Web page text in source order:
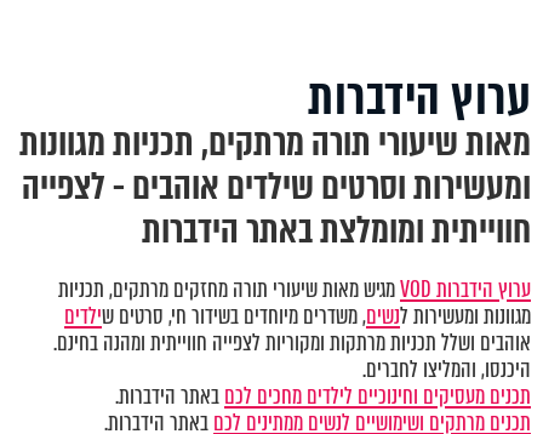
ערוץ הידברות
מאות שיעורי תורה מרתקים, תכניות מגוונות
ומעשירות וסרטים שילדים אוהבים - לצפייה
חווייתית ומומלצת באתר הידברות
ערוץ הידברות VOD
מגיש מאות שיעורי תורה מחזקים מרתקים, תכניות
מגוונות ומעשירות לנשים, משדרים מיוחדים בשידור חי, סרטים שילדים
אוהבים ושלל תכניות מרתקות ומקוריות לצפייה חווייתית ומהנה בחינם.
היכנסו, והמליצו לחברים.
תכנים מעסיקים וחינוכיים לילדים מחכים לכםבאתר הידברות.
תכנים מרתקים ושימושיים לנשים ממתינים לכםבאתר הידברות.